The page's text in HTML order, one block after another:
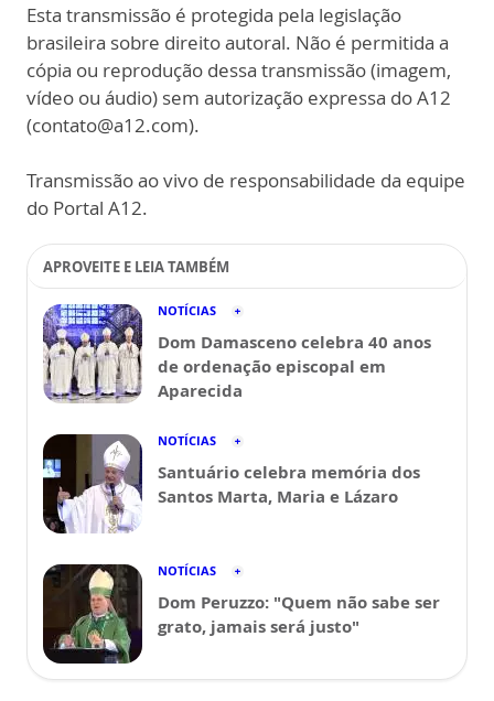
Esta transmissão é protegida pela legislação
brasileira sobre direito autoral. Não é permitida a
cópia ou reprodução dessa transmissão (imagem,
vídeo ou áudio) sem autorização expressa do A12
(contato@a12.com).
Transmissão ao vivo de responsabilidade da equipe
do Portal A12.
APROVEITE E LEIA TAMBÉM
NOTÍCIAS
Dom Damasceno celebra 40 anos
de ordenação episcopal em
Aparecida
NOTÍCIAS
Santuário celebra memória dos
Santos Marta, Maria e Lázaro
NOTÍCIAS
Dom Peruzzo: "Quem não sabe ser
grato, jamais será justo"